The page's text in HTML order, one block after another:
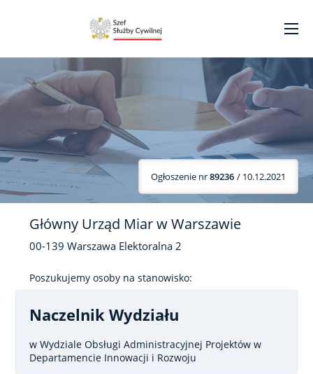
Ogłoszenie nr89236 / 10.12.2021
Główny Urząd Miar w Warszawie
00-139 Warszawa Elektoralna 2
Poszukujemy osoby na stanowisko:
Naczelnik Wydziału
w Wydziale Obsługi Administracyjnej Projektów w
Departamencie Innowacji i Rozwoju